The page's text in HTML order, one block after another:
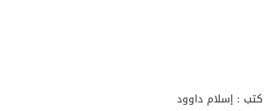
كتب : إسلام داوود